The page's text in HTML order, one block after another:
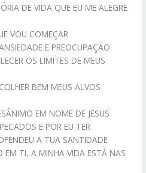
DE VIDA QUE EU ME ALEGRE
VOU COMEÇAR
E PREOCUPAÇÃO
OS LIMITES DE MEUS
BEM MEUS ALVOS
EM NOME DE JESUS
E POR EU TER
A TUA SANTIDADE
EM TI, A MINHA VIDA ESTÁ NAS